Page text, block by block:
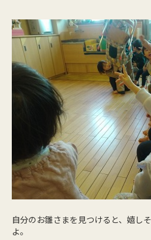
自分のお雛さまを見つけると、嬉し
よ。